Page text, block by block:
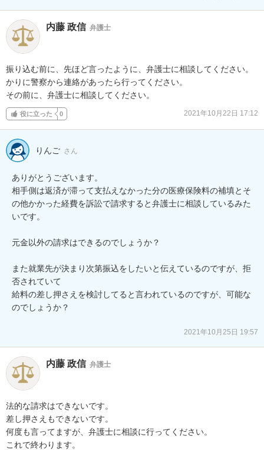
内藤 政信 弁護士
振り込む前に、先ほど言ったように、弁護士に相談してください。
かりに警察から連絡があったら行ってください。
その前に、弁護士に相談してください。
役に立った 0 2021年10月22日 17:12
りんご さん
ありがとうございます。
相手側は返済が滞って支払えなかった分の医療保険料の補填とそ
の他かかった経費を訴訟で請求すると弁護士に相談しているみた
いです。
元金以外の請求はできるのでしょうか？
また就業先が決まり次第振込をしたいと伝えているのですが、拒
否されていて
給料の差し押さえを検討してると言われているのですが、可能な
のでしょうか？
2021年10月25日 19:57
内藤 政信 弁護士
法的な請求はできないです。
差し押さえもできないです。
何度も言ってますが、弁護士に相談に行ってください。
これで終わります。